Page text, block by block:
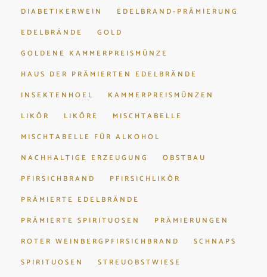
DIABETIKERWEIN
EDELBRAND-PRÄMIERUNG
EDELBRÄNDE
GOLD
GOLDENE KAMMERPREISMÜNZE
HAUS DER PRÄMIERTEN EDELBRÄNDE
INSEKTENHOEL
KAMMERPREISMÜNZEN
LIKÖR
LIKÖRE
MISCHTABELLE
MISCHTABELLE FÜR ALKOHOL
NACHHALTIGE ERZEUGUNG
OBSTBAU
PFIRSICHBRAND
PFIRSICHLIKÖR
PRÄMIERTE EDELBRÄNDE
PRÄMIERTE SPIRITUOSEN
PRÄMIERUNGEN
ROTER WEINBERGPFIRSICHBRAND
SCHNAPS
SPIRITUOSEN
STREUOBSTWIESE